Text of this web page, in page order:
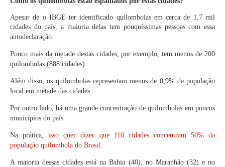
Apesar de o IBGE ter identificado quilombolas em cerca de 1,7 mil
cidades do país, a maioria delas tem pouquíssimas pessoas com essa
autodeclaração.
Pouco mais da metade destas cidades, por exemplo, tem menos de 200
quilombolas (888 cidades).
Além disso, os quilombolas representam menos de 0,9% da população
local em metade das cidades.
Por outro lado, há uma grande concentração de quilombolas em poucos
municípios do país.
Na prática,isso quer dizer que 110 cidades concentram 50% da
população quilombola do Brasil.
A maioria dessas cidades está na Bahia (40), no Maranhão (32) e no